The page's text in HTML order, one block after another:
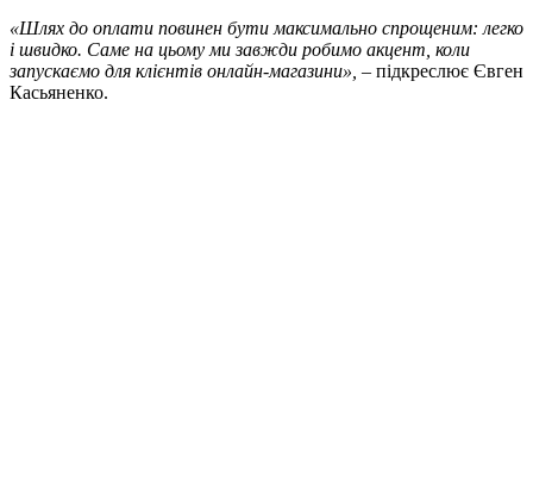
«Шлях до оплати повинен бути максимально спрощеним: легко
і швидко. Саме на цьому ми завжди робимо акцент, коли
запускаємо для клієнтів онлайн-магазини», – підкреслює Євген
Касьяненко.